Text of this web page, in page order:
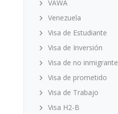
VAWA
Venezuela
Visa de Estudiante
Visa de Inversión
Visa de no inmigrante
Visa de prometido
Visa de Trabajo
Visa H2-B